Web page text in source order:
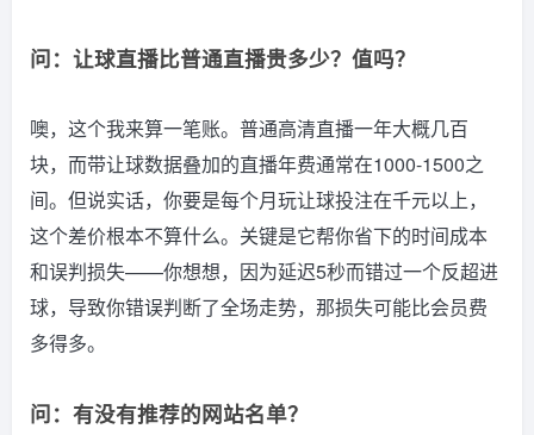
问：让球直播比普通直播贵多少？值吗？
噢，这个我来算一笔账。普通高清直播一年大概几百
块，而带让球数据叠加的直播年费通常在1000-1500之
间。但说实话，你要是每个月玩让球投注在千元以上，
这个差价根本不算什么。关键是它帮你省下的时间成本
和误判损失——你想想，因为延迟5秒而错过一个反超进
球，导致你错误判断了全场走势，那损失可能比会员费
多得多。
问：有没有推荐的网站名单？